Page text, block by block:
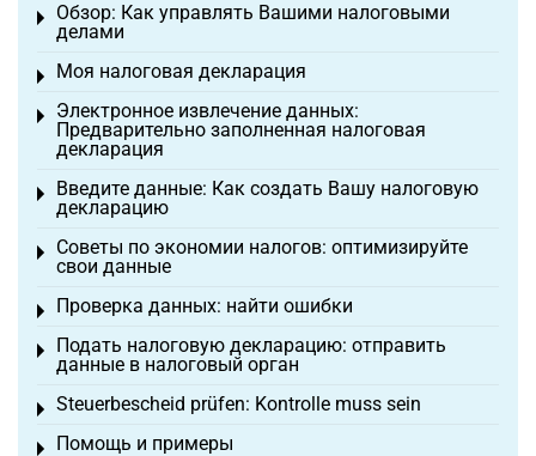
Обзор: Как управлять Вашими налоговыми
делами
Toggle menu
Моя налоговая декларация
Toggle menu
Электронное извлечение данных:
Предварительно заполненная налоговая
декларация
Toggle menu
Введите данные: Как создать Вашу налоговую
декларацию
Toggle menu
Советы по экономии налогов: оптимизируйте
свои данные
Toggle menu
Проверка данных: найти ошибки
Toggle menu
Подать налоговую декларацию: отправить
данные в налоговый орган
Toggle menu
Steuerbescheid prüfen: Kontrolle muss sein
Toggle menu
Помощь и примеры
Toggle menu